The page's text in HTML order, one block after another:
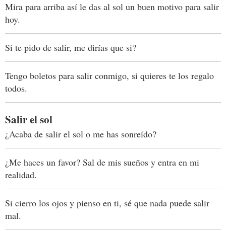
Mira para arriba así le das al sol un buen motivo para salir
hoy.
Si te pido de salir, me dirías que si?
Tengo boletos para salir conmigo, si quieres te los regalo
todos.
Salir el sol
¿Acaba de salir el sol o me has sonreído?
¿Me haces un favor? Sal de mis sueños y entra en mi
realidad.
Si cierro los ojos y pienso en ti, sé que nada puede salir
mal.